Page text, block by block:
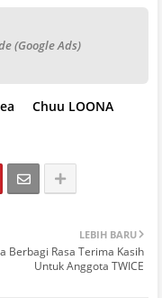
(Google Ads)
Chuu LOONA
LEBIH BARU
Berbagi Rasa Terima Kasih
Untuk Anggota TWICE